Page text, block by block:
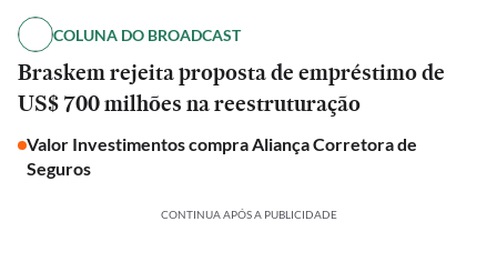
COLUNA DO BROADCAST
Braskem rejeita proposta de empréstimo de
US$ 700 milhões na reestruturação
Valor Investimentos compra Aliança Corretora de
Seguros
CONTINUA APÓS A PUBLICIDADE